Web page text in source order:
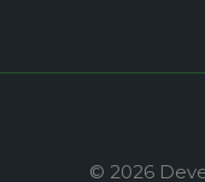
© 2026